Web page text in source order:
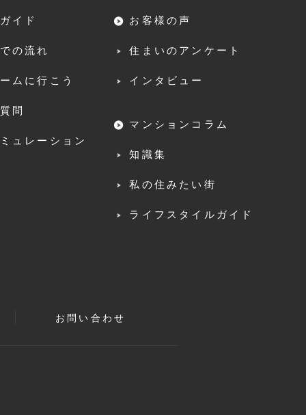
イド
の流れ
ムに行こう
問
ュレーション
お客様の声
住まいのアンケート
インタビュー
マンションコラム
知識集
私の住みたい街
ライフスタイルガイド
お問い合わせ